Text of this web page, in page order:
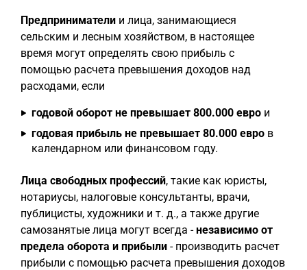
Предприниматели и лица, занимающиеся
сельским и лесным хозяйством, в настоящее
время могут определять свою прибыль с
помощью расчета превышения доходов над
расходами, если
годовой оборот не превышает 800.000 евро и
годовая прибыль не превышает 80.000 евро в
календарном или финансовом году.
Лица свободных профессий, такие как юристы,
нотариусы, налоговые консультанты, врачи,
публицисты, художники и т. д., а также другие
самозанятые лица могут всегда -независимо от
предела оборота и прибыли - производить расчет
прибыли с помощью расчета превышения доходов